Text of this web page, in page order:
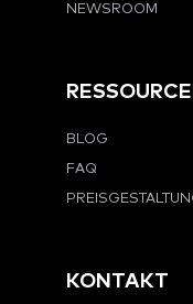
NEWSROOM
BLOG
FAQ
KONTAKT